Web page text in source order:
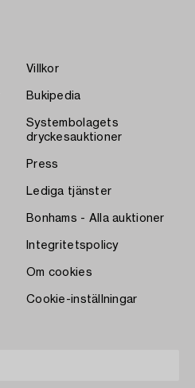
Villkor
Bukipedia
Systembolagets
dryckesauktioner
Press
Lediga tjänster
Bonhams - Alla auktioner
Integritetspolicy
Om cookies
Cookie-inställningar